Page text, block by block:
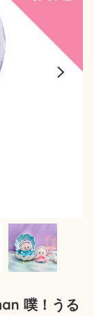
噗！うる